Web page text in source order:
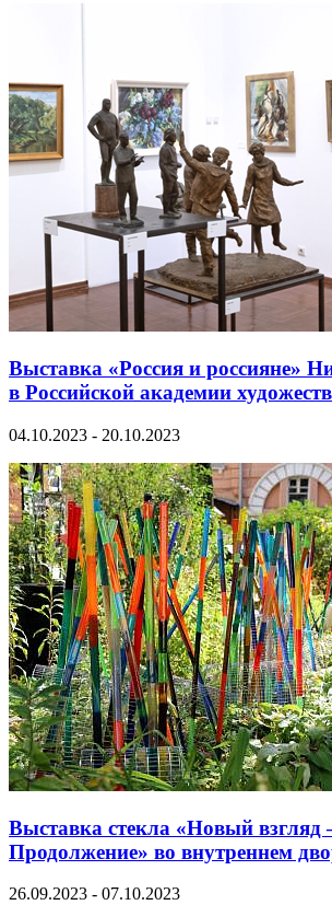
Выставка «Россия и россияне»
в Российской академии художеств
04.10.2023 - 20.10.2023
Выставка стекла «Новый взгляд
Продолжение» во внутреннем
26.09.2023 - 07.10.2023